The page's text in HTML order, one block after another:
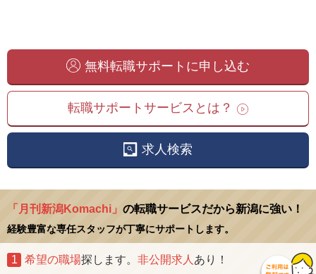
無料転職サポートに申し込む
転職サポートサービスとは？
求人検索
「月刊新潟Komachi」 の転職サービスだから新潟に強い！
経験豊富な専任スタッフが丁寧にサポートします。
1 希望の職場探します。 非公開求人 あり！